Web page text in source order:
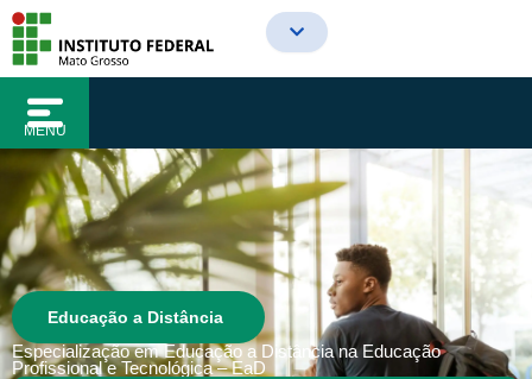
conteúdo
para
conteúdo
MENU
Educação a Distância
Especialização em Educação a Distância na Educação
Profissional e Tecnológica – EaD